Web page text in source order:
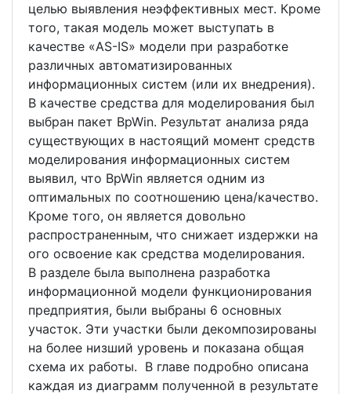
целью выявления неэффективных мест. Кроме
того, такая модель может выступать в
качестве «AS-IS» модели при разработке
различных автоматизированных
информационных систем (или их внедрения).
В качестве средства для моделирования был
выбран пакет BpWin. Результат анализа ряда
существующих в настоящий момент средств
моделирования информационных систем
выявил, что BpWin является одним из
оптимальных по соотношению цена/качество.
Кроме того, он является довольно
распространенным, что снижает издержки на
ого освоение как средства моделирования.
В разделе была выполнена разработка
информационной модели функционирования
предприятия, были выбраны 6 основных
участок. Эти участки были декомпозированы
на более низший уровень и показана общая
схема их работы. В главе подробно описана
каждая из диаграмм полученной в результате